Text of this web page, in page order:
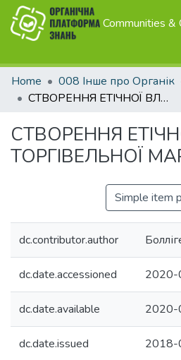
Communities &
Home
008 Інше про Органік
СТВОРЕННЯ ЕТІЧНОЇ ВЛАСНОЇ ТОРГІВЕЛЬНОЇ МАРКИ
СТВОРЕННЯ
ТОРГІВЕЛЬНОЇ
Simple item
dc.contributor.author
dc.date.accessioned 2020-
dc.date.available 2020-
dc.date.issued